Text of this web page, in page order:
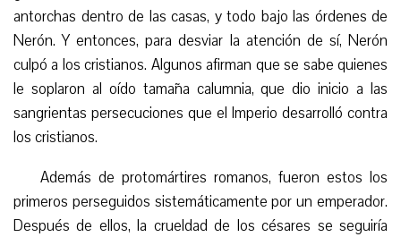
antorchas dentro de las casas, y todo bajo las órdenes de
Nerón. Y entonces, para desviar la atención de sí, Nerón
culpó a los cristianos. Algunos afirman que se sabe quienes
le soplaron al oído tamaña calumnia, que dio inicio a las
sangrientas persecuciones que el Imperio desarrolló contra
los cristianos.
Además de protomártires romanos, fueron estos los
primeros perseguidos sistemáticamente por un emperador.
Después de ellos, la crueldad de los césares se seguiría